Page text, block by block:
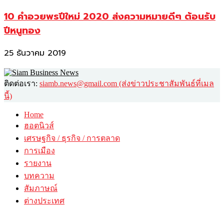
10 คำอวยพรปีใหม่ 2020 ส่งความหมายดีๆ ต้อนรับ
ปีหนูทอง
25 ธันวาคม 2019
ติดต่อเรา: siamb.news@gmail.com (ส่งข่าวประชาสัมพันธ์ที่เมล
นี้)
Home
ฮอตนิวส์
เศรษฐกิจ / ธุรกิจ / การตลาด
การเมือง
รายงาน
บทความ
สัมภาษณ์
ต่างประเทศ